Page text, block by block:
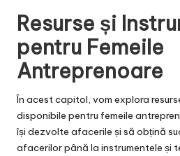
Resurse și
pentru Femeile
Antreprenoare
În acest capitol, vom explora
disponibile pentru femeile
își dezvolte afacerile și să obțină
afacerilor până la instrumentele și